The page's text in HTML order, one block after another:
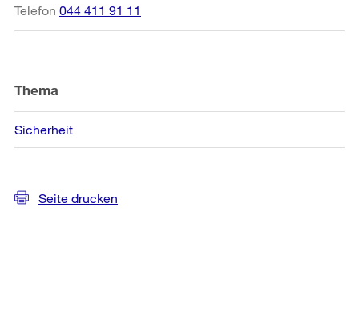
Telefon 044 411 91 11
Thema
Sicherheit
Seite drucken